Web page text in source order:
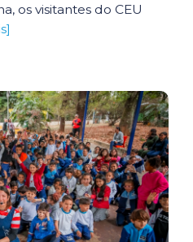
os visitantes do CEU